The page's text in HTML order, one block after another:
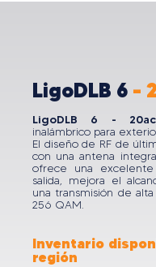
LigoDLB 6 -
LigoDLB 6 -
inalámbrico para
El diseño de RF de
con una antena
ofrece una
salida, mejora el
una transmisión de
256 QAM.
Inventario
región